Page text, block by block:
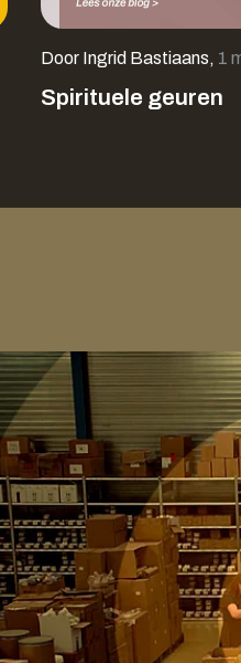
Door Ingrid Bastiaans, 1
Spirituele geuren